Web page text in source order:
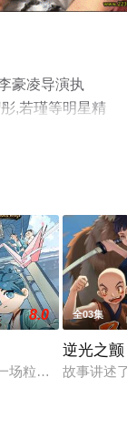
豪凌导演执
,若瑾等明星精
减完整版动漫
上了宁国王子宫少
8.0
场粒子对撞实验中
全03集
逆光之颤
故事讲述